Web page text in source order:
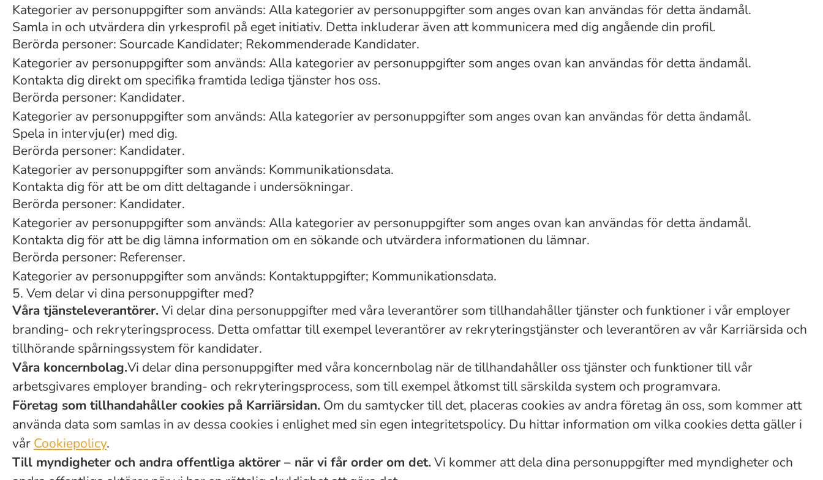
Kategorier av personuppgifter som används: Alla kategorier av personuppgifter som anges ovan kan användas för detta ändamål.
Samla in och utvärdera din yrkesprofil på eget initiativ. Detta inkluderar även att kommunicera med dig angående din profil.
Berörda personer: Sourcade Kandidater; Rekommenderade Kandidater.
Kategorier av personuppgifter som används: Alla kategorier av personuppgifter som anges ovan kan användas för detta ändamål.
Kontakta dig direkt om specifika framtida lediga tjänster hos oss.
Berörda personer: Kandidater.
Kategorier av personuppgifter som används: Alla kategorier av personuppgifter som anges ovan kan användas för detta ändamål.
Spela in intervju(er) med dig.
Berörda personer: Kandidater.
Kategorier av personuppgifter som används: Kommunikationsdata.
Kontakta dig för att be om ditt deltagande i undersökningar.
Berörda personer: Kandidater.
Kategorier av personuppgifter som används: Alla kategorier av personuppgifter som anges ovan kan användas för detta ändamål.
Kontakta dig för att be dig lämna information om en sökande och utvärdera informationen du lämnar.
Berörda personer: Referenser.
Kategorier av personuppgifter som används: Kontaktuppgifter; Kommunikationsdata.
5. Vem delar vi dina personuppgifter med?
Våra tjänsteleverantörer.Vi delar dina personuppgifter med våra leverantörer som tillhandahåller tjänster och funktioner i vår employer
branding- och rekryteringsprocess. Detta omfattar till exempel leverantörer av rekryteringstjänster och leverantören av vår Karriärsida och
tillhörande spårningssystem för kandidater.
Våra koncernbolag.Vi delar dina personuppgifter med våra koncernbolag när de tillhandahåller oss tjänster och funktioner till vår
arbetsgivares employer branding- och rekryteringsprocess, som till exempel åtkomst till särskilda system och programvara.
Företag som tillhandahåller cookies på Karriärsidan. Om du samtycker till det, placeras cookies av andra företag än oss, som kommer att
använda data som samlas in av dessa cookies i enlighet med sin egen integritetspolicy. Du hittar information om vilka cookies detta gäller i
vår Cookiepolicy.
Till myndigheter och andra offentliga aktörer – när vi får order om det.Vi kommer att dela dina personuppgifter med myndigheter och